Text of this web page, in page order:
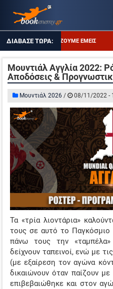
ΤΙ ΠΑΙΖΟΥΜΕ ΕΜΕΙΣ
ΑΠΟΔΌΣΕΙΣ ΣΕ
ΕΠΙΜΕΝΩ ΣΤΑ OVER
ΤΖΊΡΟΙ
ΠΡΟΤΕΙΝΌΜΕΝΑ
ΠΡΌΓΡΑΜΜΑ TV
ΕΝΔΙΑΦΕΡΟΝ ΣΤΗ ΝΟΤΙΑ
ΤΙ ΠΑΙΖΟΥΜΕ ΕΜΕΙΣ
ΑΠΟΔΌΣΕΙΣ ΣΕ
ΕΠΙΜΕΝΩ ΣΤΑ OVER
ΤΖΊΡΟΙ ΣΤΟΙΧΉΜΑΤΟΣ
ΠΡΟΤΕΙΝΌΜΕΝΑ
ΠΡΌΓΡΑΜΜΑ TV
Μουντιάλ Αγγλία 2022:
Αποδόσεις &
Μουντιάλ 2026 / 08/11/2022 -
Τα «τρία λιοντάρια»
τους σε αυτό το Παγκόσμιο
πάνω τους την
δείχνουν ταπεινοί, ενώ με
(με εξαίρεση τον αγώνα
δικαιώνουν όταν παίζουν
επιβεβαιώθηκε και στον